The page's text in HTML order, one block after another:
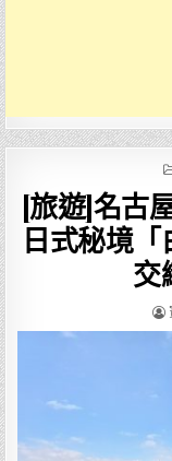
[旅遊]名古
日式秘境
交